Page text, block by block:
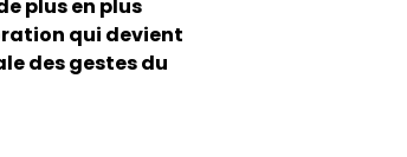
plus en plus
qui devient
des gestes du